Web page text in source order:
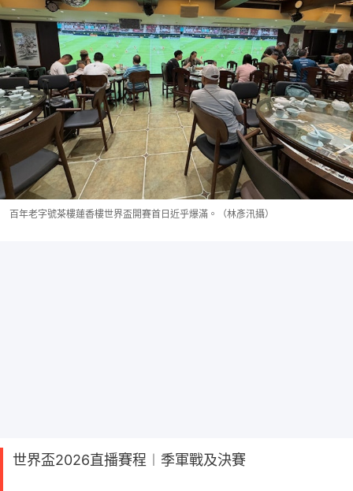
百年老字號茶樓蓮香樓世界盃開賽首日近乎爆滿。（林彥汛攝）
世界盃2026直播賽程︱季軍戰及決賽